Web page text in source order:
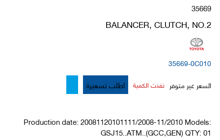
35669
BALANCER, CLUTCH, NO.2
35669-0C010
السعر غير متوفر نفذت الكمية اطلب تسعيرة
Production date: 20081120101111/2008-11/2010 Models:
GSJ15..ATM..(GCC,GEN) QTY: 01